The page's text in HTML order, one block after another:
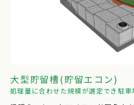
大型貯留槽(貯留エコン)
処理量に合わせた規模が選定でき駐車